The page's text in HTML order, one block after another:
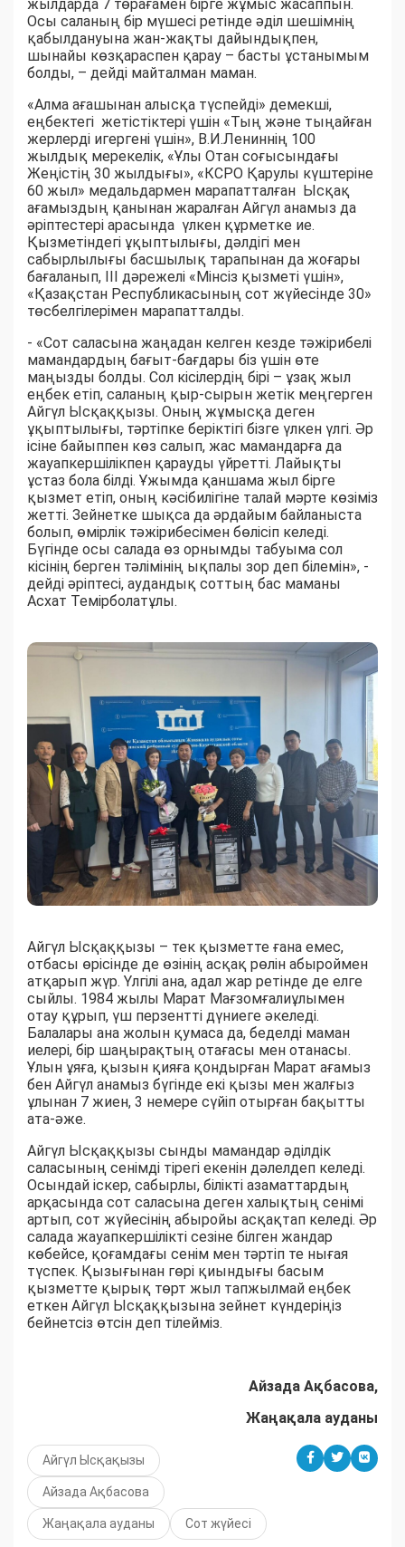
жылдарда 7 төрағамен бірге жұмыс жасаппын.
Осы саланың бір мүшесі ретінде әділ шешімнің
қабылдануына жан-жақты дайындықпен,
шынайы көзқараспен қарау – басты ұстанымым
болды, – дейді майталман маман.
«Алма ағашынан алысқа түспейді» демекші,
еңбектегі жетістіктері үшін «Тың және тыңайған
жерлерді игергені үшін», В.И.Лениннің 100
жылдық мерекелік, «Ұлы Отан соғысындағы
Жеңістің 30 жылдығы», «КСРО Қарулы күштеріне
60 жыл» медальдармен марапатталған Ысқақ
ағамыздың қанынан жаралған Айгүл анамыз да
әріптестері арасында үлкен құрметке ие.
Қызметіндегі ұқыптылығы, дәлдігі мен
сабырлылығы басшылық тарапынан да жоғары
бағаланып, ІІІ дәрежелі «Мінсіз қызметі үшін»,
«Қазақстан Республикасының сот жүйесінде 30»
төсбелгілерімен марапатталды.
- «Сот саласына жаңадан келген кезде тәжірибелі
мамандардың бағыт-бағдары біз үшін өте
маңызды болды. Сол кісілердің бірі – ұзақ жыл
еңбек етіп, саланың қыр-сырын жетік меңгерген
Айгүл Ысқаққызы. Оның жұмысқа деген
ұқыптылығы, тәртіпке беріктігі бізге үлкен үлгі. Әр
ісіне байыппен көз салып, жас мамандарға да
жауапкершілікпен қарауды үйретті. Лайықты
ұстаз бола білді. Ұжымда қаншама жыл бірге
қызмет етіп, оның кәсібилігіне талай мәрте көзіміз
жетті. Зейнетке шықса да әрдайым байланыста
болып, өмірлік тәжірибесімен бөлісіп келеді.
Бүгінде осы салада өз орнымды табуыма сол
кісінің берген тәлімінің ықпалы зор деп білемін», -
дейді әріптесі, аудандық соттың бас маманы
Асхат Темірболатұлы.
Айгүл Ысқаққызы – тек қызметте ғана емес,
отбасы өрісінде де өзінің асқақ рөлін абыроймен
атқарып жүр. Үлгілі ана, адал жар ретінде де елге
сыйлы. 1984 жылы Марат Мағзомғалиұлымен
отау құрып, үш перзентті дүниеге әкеледі.
Балалары ана жолын қумаса да, беделді маман
иелері, бір шаңырақтың отағасы мен отанасы.
Ұлын ұяға, қызын қияға қондырған Марат ағамыз
бен Айгүл анамыз бүгінде екі қызы мен жалғыз
ұлынан 7 жиен, 3 немере сүйіп отырған бақытты
ата-әже.
Айгүл Ысқаққызы сынды мамандар әділдік
саласының сенімді тірегі екенін дәлелдеп келеді.
Осындай іскер, сабырлы, білікті азаматтардың
арқасында сот саласына деген халықтың сенімі
артып, сот жүйесінің абыройы асқақтап келеді. Әр
салада жауапкершілікті сезіне білген жандар
көбейсе, қоғамдағы сенім мен тәртіп те нығая
түспек. Қызығынан гөрі қиындығы басым
қызметте қырық төрт жыл тапжылмай еңбек
еткен Айгүл Ысқаққызына зейнет күндеріңіз
бейнетсіз өтсін деп тілейміз.
Айзада Ақбасова,
Жаңақала ауданы
Айгүл Ысқақызы
Айзада Ақбасова
Жаңақала ауданы Сот жүйесі